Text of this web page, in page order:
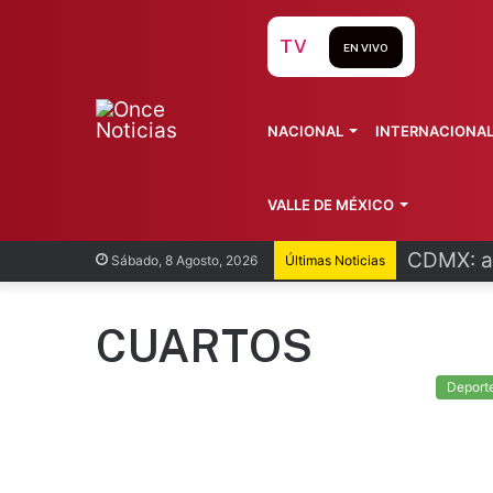
Sábado, 8 Agosto, 2026 Últimas Noticias CDMX:
TV EN VIVO
NACIONAL INTERNACIONAL
VALLE DE MÉXICO
CUARTOS